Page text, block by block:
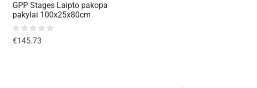
GPP Stages Laipto pakopa
pakylai 100x25x80cm
€145.73